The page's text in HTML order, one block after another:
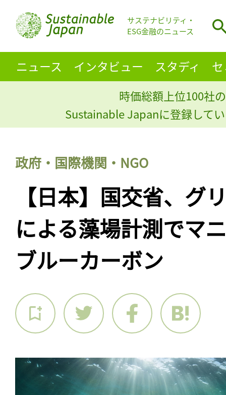
サステナビリティ・
ESG金融のニュース
ニュース インタビュー スタディ
時価総額上位100社
Sustainable Japanに登録して
政府・国際機関・NGO
【日本】国交省、グ
による藻場計測でマ
ブルーカーボン